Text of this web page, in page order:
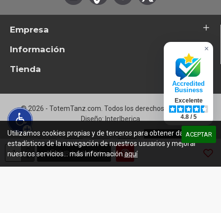
AÑADIR A COMPRA
Empresa
Información
Tienda
© 2026 - TotemTanz.com. Todos los derechos reservados
Diseño: InterIberica
ACEPTAR
Utilizamos cookies propias y de terceros para obtener datos
estadísticos de la navegación de nuestros usuarios y mejorar
nuestros servicios... más informaciónaquí
×
Accredited
Business
Excelente
4.8 / 5